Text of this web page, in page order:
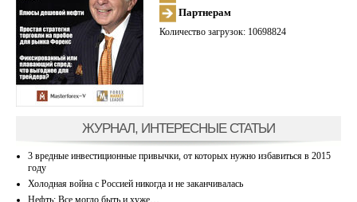
Партнерам
Количество загрузок: 10698824
ЖУРНАЛ, ИНТЕРЕСНЫЕ СТАТЬИ
3 вредные инвестиционные привычки, от которых нужно избавиться в 2015
году
Холодная война с Россией никогда и не заканчивалась
Нефть: Все могло быть и хуже…